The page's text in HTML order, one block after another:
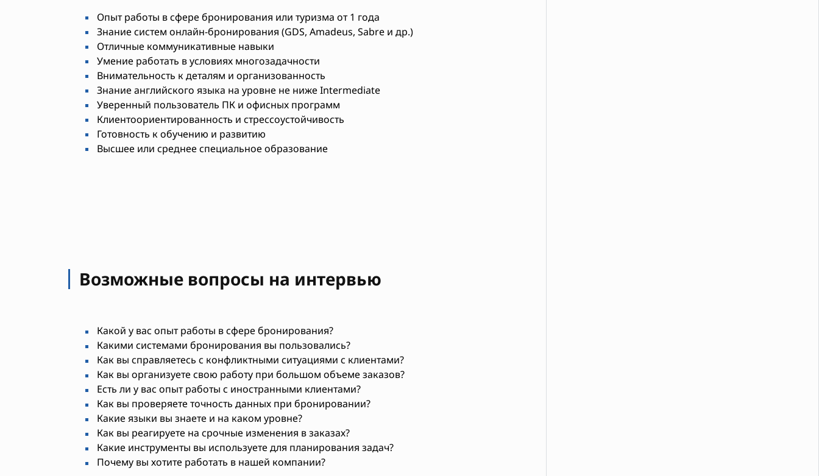
Опыт работы в сфере бронирования или туризма от 1 года
Знание систем онлайн-бронирования (GDS, Amadeus, Sabre и др.)
Отличные коммуникативные навыки
Умение работать в условиях многозадачности
Внимательность к деталям и организованность
Знание английского языка на уровне не ниже Intermediate
Уверенный пользователь ПК и офисных программ
Клиентоориентированность и стрессоустойчивость
Готовность к обучению и развитию
Высшее или среднее специальное образование
Возможные вопросы на интервью
Какой у вас опыт работы в сфере бронирования?
Какими системами бронирования вы пользовались?
Как вы справляетесь с конфликтными ситуациями с клиентами?
Как вы организуете свою работу при большом объеме заказов?
Есть ли у вас опыт работы с иностранными клиентами?
Как вы проверяете точность данных при бронировании?
Какие языки вы знаете и на каком уровне?
Как вы реагируете на срочные изменения в заказах?
Какие инструменты вы используете для планирования задач?
Почему вы хотите работать в нашей компании?